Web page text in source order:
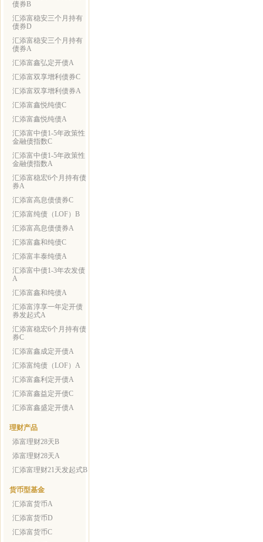
债券B
汇添富稳安三个月持有
债券D
汇添富稳安三个月持有
债券A
汇添富鑫弘定开债A
汇添富双享增利债券C
汇添富双享增利债券A
汇添富鑫悦纯债C
汇添富鑫悦纯债A
汇添富中债1-5年政策性
金融债指数C
汇添富中债1-5年政策性
金融债指数A
汇添富稳宏6个月持有债
券A
汇添富高息债债券C
汇添富纯债（LOF）B
汇添富高息债债券A
汇添富鑫和纯债C
汇添富丰泰纯债A
汇添富中债1-3年农发债
A
汇添富鑫和纯债A
汇添富淳享一年定开债
券发起式A
汇添富稳宏6个月持有债
券C
汇添富鑫成定开债A
汇添富纯债（LOF）A
汇添富鑫利定开债A
汇添富鑫益定开债C
汇添富鑫盛定开债A
理财产品
添富理财28天B
添富理财28天A
汇添富理财21天发起式B
货币型基金
汇添富货币A
汇添富货币D
汇添富货币C